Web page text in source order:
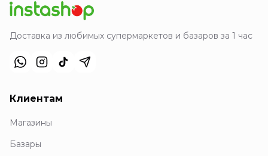
Доставка из любимых супермаркетов и базаров за 1 час
Клиентам
Магазины
Базары